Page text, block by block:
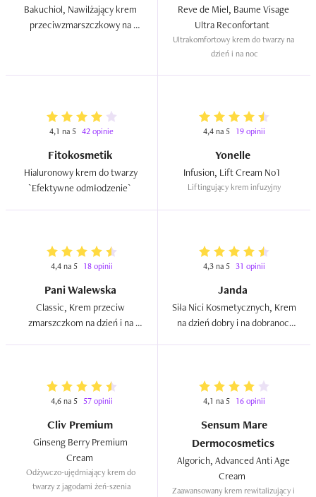
Bakuchiol, Nawilżający krem
przeciwzmarszczkowy na
Reve de Miel, Baume Visage
Ultrakomfortowy krem do twarzy na
dzień i na noc
4,1 na 5 42 opinie
Fitokosmetik
Hialuronowy krem do twarzy
4,4 na 5 19 opinii
Yonelle
Liftingujący krem infuzyjny
4,4 na 5 18 opinii
Pani Walewska
Classic, Krem przeciw
zmarszczkom na dzień i na
4,3 na 5 31 opinii
Janda
Siła Nici Kosmetycznych, Krem
na dzień dobry i na dobranoc
4,6 na 5 57 opinii
Cliv Premium
Ginseng Berry Premium
Odżywczo-ujędrniający krem do
twarzy z jagodami żeń-szenia
4,1 na 5 16 opinii
Sensum Mare
Dermocosmetics
Algorich, Advanced Anti Age
Zaawansowany krem rewitalizujący i